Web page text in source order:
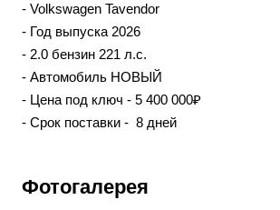
- Volkswagen Tavendor
- Год выпуска 2026
- 2.0 бензин 221 л.с.
- Автомобиль НОВЫЙ
- Цена под ключ - 5 400 000₽
- Срок поставки - 8 дней
Фотогалерея